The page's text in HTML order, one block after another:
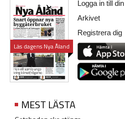
Läs dagens Nya Åland
Logga in till
Arkivet
Registrera dig
MEST LÄSTA